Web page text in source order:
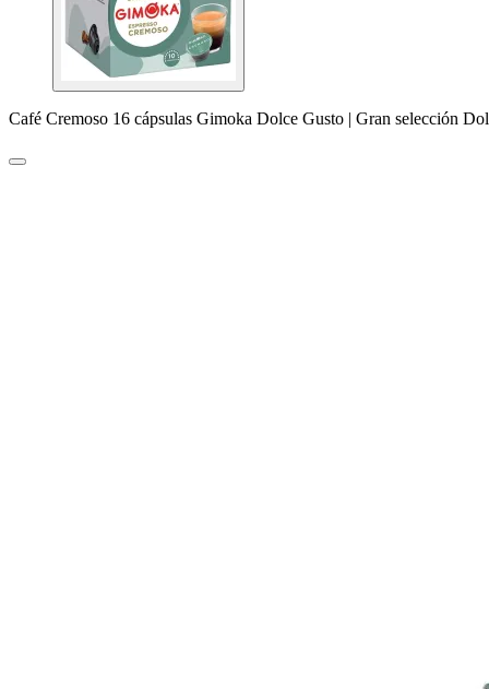
Café Cremoso 16 cápsulas Gimoka Dolce Gusto | Gran selección